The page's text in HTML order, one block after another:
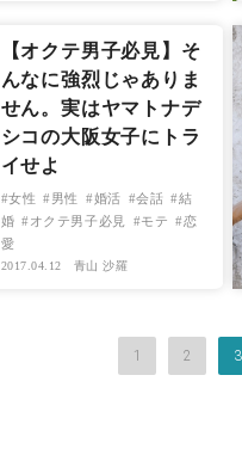
【オクテ男子必見】そ
んなに強烈じゃありま
せん。実はヤマトナデ
シコの大阪女子にトラ
イせよ
女性 男性 婚活 会話
結
婚
オクテ男子必見 モテ
恋
愛
2017.04.12 青山 沙羅
1 2 3